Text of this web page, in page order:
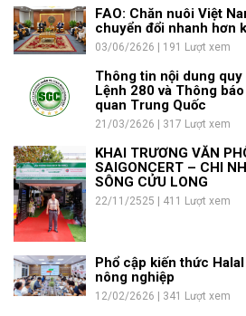
FAO: Chăn nuôi Việt
chuyển đổi nhanh hơn
03/06/2626 | 191 Lượt xem
Thông tin nội dung
Lệnh 280 và Thông
quan Trung Quốc
21/03/2626 | 317 Lượt xem
KHAI TRƯƠNG VĂN
SAIGONCERT – CHI
SÔNG CỬU LONG
22/11/2525 | 411 Lượt xem
Phổ cập kiến thức
nông nghiệp
12/02/2626 | 341 Lượt xem